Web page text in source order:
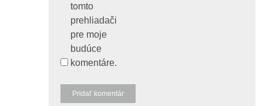
tomto
prehliadači
pre moje
budúce
komentáre.